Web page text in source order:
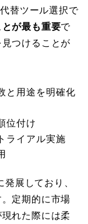
替ツール選択で
が最も重要で
つけることが
と用途を明確化
位付け
ライアル実施
展しており、
定期的に市場
れた際には柔